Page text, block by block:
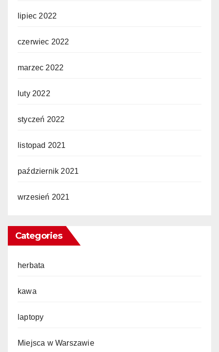
lipiec 2022
czerwiec 2022
marzec 2022
luty 2022
styczeń 2022
listopad 2021
październik 2021
wrzesień 2021
Categories
herbata
kawa
laptopy
Miejsca w Warszawie